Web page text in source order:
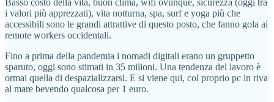
i valori più apprezzati), vita notturna, spa, surf e yoga più che
accessibili sono le grandi attrattive di questo posto, che fanno gola ai
remote workers occidentali.
Fino a prima della pandemia i nomadi digitali erano un gruppetto
sparuto, oggi sono stimati in 35 milioni. Una tendenza del lavoro è
ormai quella di despazializzarsi. E si viene qui, col proprio pc in riva
al mare bevendo qualcosa per 1 euro.